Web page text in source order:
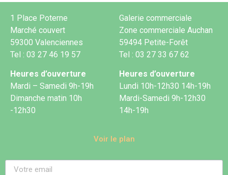
1 Place Poterne
Marché couvert
59300 Valenciennes
Tel : 03 27 46 19 57
Heures d’ouverture
Mardi – Samedi 9h-19h
Dimanche matin 10h
-12h30
Galerie commerciale
Zone commerciale Auchan
59494 Petite-Forêt
Tel : 03 27 33 67 62
Heures d’ouverture
Lundi 10h-12h30 14h-19h
Mardi-Samedi 9h-12h30
14h-19h
Voir le plan